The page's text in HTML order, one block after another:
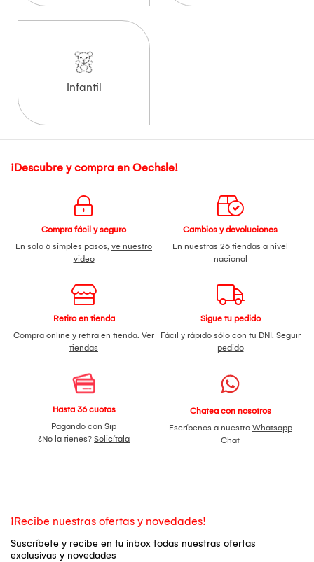
Infantil
¡Descubre y compra en Oechsle!
Compra fácil y seguro
En solo 6 simples pasos, ve nuestro
video
Cambios y devoluciones
En nuestras 26 tiendas a nivel
nacional
Retiro en tienda
Compra online y retira en tienda. Ver
tiendas
Sigue tu pedido
Fácil y rápido sólo con tu DNI. Seguir
pedido
Hasta 36 cuotas
Pagando con Sip
¿No la tienes? Solicítala
Chatea con nosotros
Escríbenos a nuestro Whatsapp
Chat
¡Recibe nuestras ofertas y novedades!
Suscríbete y recibe en tu inbox todas nuestras ofertas
exclusivas y novedades